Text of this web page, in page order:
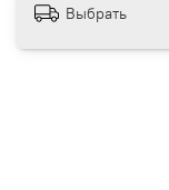
Выбрать